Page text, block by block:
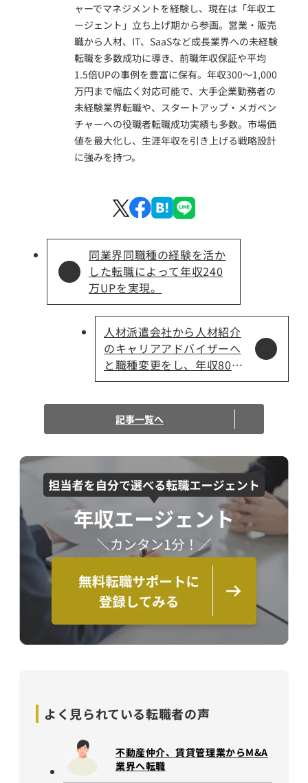
ャーでマネジメントを経験し、現在は「年収エ
ージェント」立ち上げ期から参画。営業・販売
職から人材、IT、SaaSなど成長業界への未経験
転職を多数成功に導き、前職年収保証や平均
1.5倍UPの事例を豊富に保有。年収300〜1,000
万円まで幅広く対応可能で、大手企業勤務者の
未経験業界転職や、スタートアップ・メガベン
チャーへの役職者転職成功実績も多数。市場価
値を最大化し、生涯年収を引き上げる戦略設計
に強みを持つ。
同業界同職種の経験を活か
した転職によって年収240
万UPを実現。
人材派遣会社から人材紹介
のキャリアアドバイザーへ
と職種変更をし、年収80万
UPを実現。
記事一覧へ
よく見られている転職者の声
不動産仲介、賃貸管理業からM&A
業界へ転職